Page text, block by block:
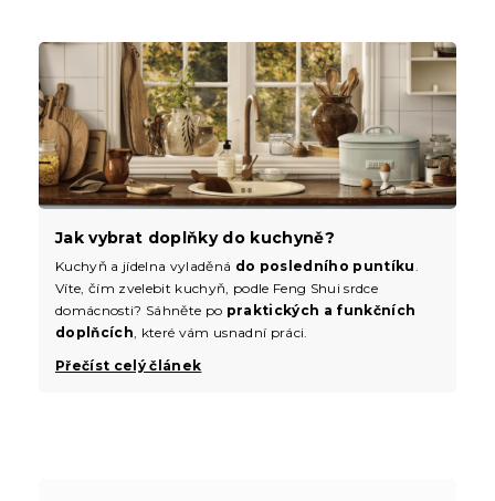
Jak vybrat doplňky do kuchyně?
Kuchyň a jídelna vyladěná do posledního puntíku
Víte, čím zvelebit kuchyň, podle Feng Shui srdce
domácnosti? Sáhněte po praktických a funkčních
doplňcích , které vám usnadní práci.
Přečíst celý článek